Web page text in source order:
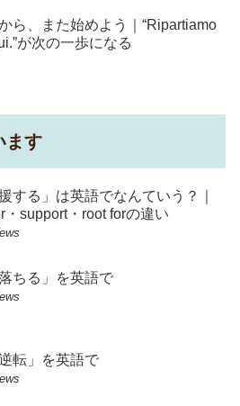
ら、また始めよう｜“Ripartiamo
が次の一歩になる
ます
援する」は英語でなんていう？｜
・support・root forの違い
落ちる」を英語で
逆転」を英語で